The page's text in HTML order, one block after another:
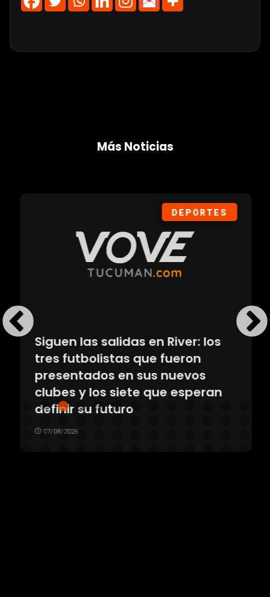
Más Noticias
DEPORTES
Siguen las salidas en River: los
tres futbolistas que fueron
presentados en sus nuevos
clubes y los siete que esperan
definir su futuro
07/08/2026